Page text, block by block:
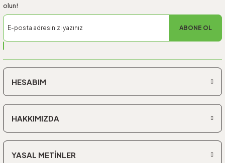
olun!
ABONE OL
HESABIM
HAKKIMIZDA
YASAL METİNLER